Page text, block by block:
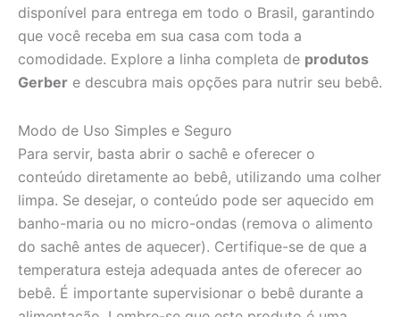
disponível para entrega em todo o Brasil, garantindo
que você receba em sua casa com toda a
comodidade. Explore a linha completa de produtos
Gerber e descubra mais opções para nutrir seu bebê.
Modo de Uso Simples e Seguro
Para servir, basta abrir o sachê e oferecer o
conteúdo diretamente ao bebê, utilizando uma colher
limpa. Se desejar, o conteúdo pode ser aquecido em
banho-maria ou no micro-ondas (remova o alimento
do sachê antes de aquecer). Certifique-se de que a
temperatura esteja adequada antes de oferecer ao
bebê. É importante supervisionar o bebê durante a